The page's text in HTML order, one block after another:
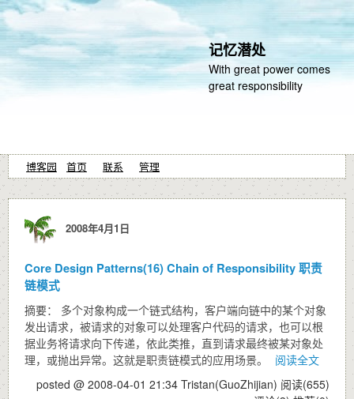
记忆潜处
With great power comes
great responsibility
博客园 首页 联系 管理
2008年4月1日
Core Design Patterns(16) Chain of Responsibility 职责
链模式
摘要： 多个对象构成一个链式结构，客户端向链中的某个对象
发出请求，被请求的对象可以处理客户代码的请求，也可以根
据业务将请求向下传递，依此类推，直到请求最终被某对象处
理，或抛出异常。这就是职责链模式的应用场景。
阅读全文
posted @ 2008-04-01 21:34 Tristan(GuoZhijian) 阅读(655)